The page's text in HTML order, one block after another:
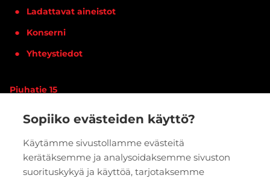
Sopiiko evästeiden käyttö?
Käytämme sivustollamme evästeitä
kerätäksemme ja analysoidaksemme sivuston
suorituskykyä ja käyttöä, tarjotaksemme
Ladattavat aineistot
Konserni
Yhteystiedot
Piuhatie 15
PYYDÄ TARJOUS VERKKOKAUPPA